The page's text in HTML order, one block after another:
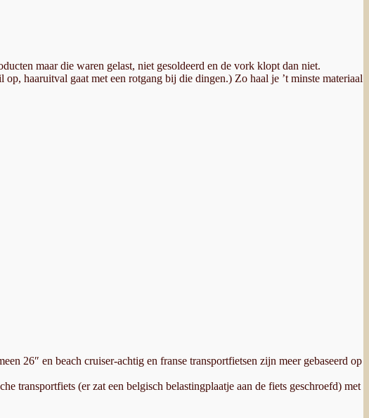
maar die waren gelast, niet gesoldeerd en de vork klopt dan niet.
haaruitval gaat met een rotgang bij die dingen.) Zo haal je ’t minste materiaal
26″ en beach cruiser-achtig en franse transportfietsen zijn meer gebaseerd op
transportfiets (er zat een belgisch belastingplaatje aan de fiets geschroefd) met